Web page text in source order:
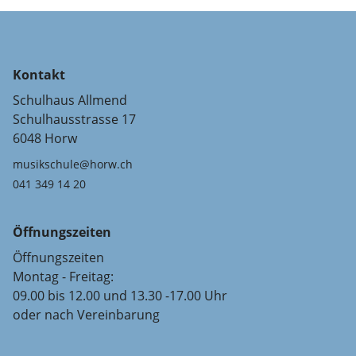
Kontakt
Schulhaus Allmend
Schulhausstrasse 17
6048 Horw
musikschule@horw.ch
041 349 14 20
Öffnungszeiten
Öffnungszeiten
Montag - Freitag:
09.00 bis 12.00 und 13.30 -17.00 Uhr
oder nach Vereinbarung